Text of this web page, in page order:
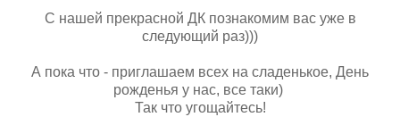
С нашей прекрасной ДК познакомим вас уже в
следующий раз)))
А пока что - приглашаем всех на сладенькое, День
рожденья у нас, все таки)
Так что угощайтесь!